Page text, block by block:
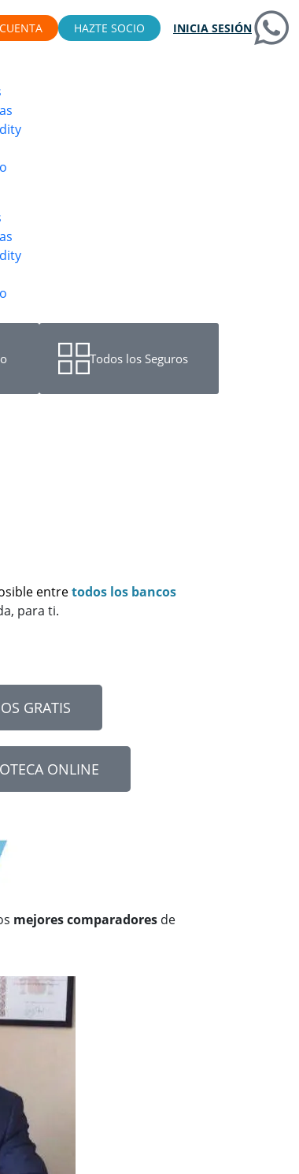
HAZTE SOCIO INICIA SESIÓN
Todos los Seguros
entretodos los bancos
para ti.
GRATIS
ONLINE
mejores comparadores de